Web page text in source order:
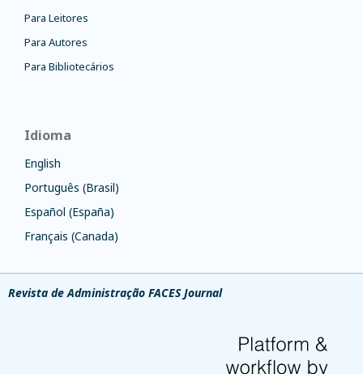
Para Leitores
Para Autores
Para Bibliotecários
Idioma
English
Português (Brasil)
Español (España)
Français (Canada)
Revista de Administração FACES Journal